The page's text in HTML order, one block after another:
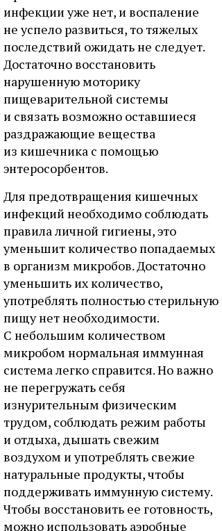
инфекции уже нет, и воспаление
не успело развиться, то тяжелых
последствий ожидать не следует.
Достаточно восстановить
нарушенную моторику
пищеварительной системы
и связать возможно оставшиеся
раздражающие вещества
из кишечника с помощью
энтеросорбентов.
Для предотвращения кишечных
инфекций необходимо соблюдать
правила личной гигиены, это
уменьшит количество попадаемых
в организм микробов. Достаточно
уменьшить их количество,
употреблять полностью стерильную
пищу нет необходимости.
С небольшим количеством
микробом нормальная иммунная
система легко справится. Но важно
не перегружать себя
изнурительным физическим
трудом, соблюдать режим работы
и отдыха, дышать свежим
воздухом и употреблять свежие
натуральные продукты, чтобы
поддерживать иммунную систему.
Чтобы восстановить ее готовность,
можно использовать аэробные